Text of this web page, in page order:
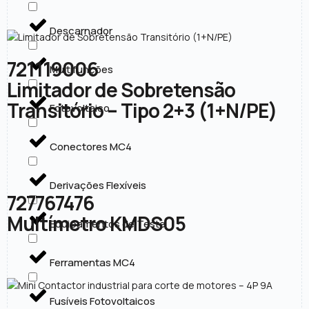
Descarnador
Multifunções
Fotovoltaico
Conectores MC4
Derivações Flexíveis
Equipamentos de Teste
Ferramentas MC4
Fusíveis Fotovoltaicos
721119006
Limitador de Sobretensão
Transitório – Tipo 2+3 (1+N/PE)
727767476
Multímetro KMDS05